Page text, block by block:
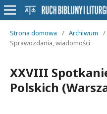
Strona domowa / Archiwum /
Sprawozdania, wiadomości
XXVIII
Polskich